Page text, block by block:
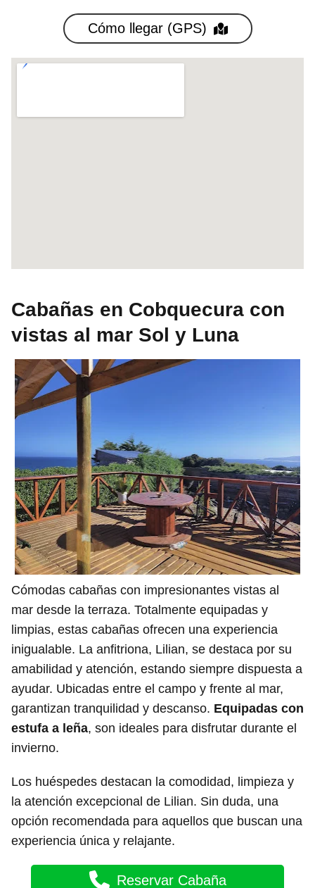
Cómo llegar (GPS)
Cabañas en Cobquecura con
vistas al mar Sol y Luna
Cómodas cabañas con impresionantes vistas al
mar desde la terraza. Totalmente equipadas y
limpias, estas cabañas ofrecen una experiencia
inigualable. La anfitriona, Lilian, se destaca por su
amabilidad y atención, estando siempre dispuesta a
ayudar. Ubicadas entre el campo y frente al mar,
garantizan tranquilidad y descanso. Equipadas con
estufa a leña, son ideales para disfrutar durante el
invierno.
Los huéspedes destacan la comodidad, limpieza y
la atención excepcional de Lilian. Sin duda, una
opción recomendada para aquellos que buscan una
experiencia única y relajante.
Reservar Cabaña